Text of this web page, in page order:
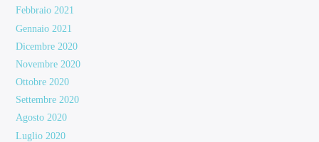
Febbraio 2021
Gennaio 2021
Dicembre 2020
Novembre 2020
Ottobre 2020
Settembre 2020
Agosto 2020
Luglio 2020